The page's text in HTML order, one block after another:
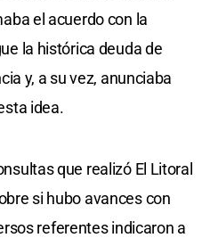
el acuerdo con la
la histórica deuda de
y, a su vez, anunciaba
idea.
que realizó El Litoral
si hubo avances con
referentes indicaron a